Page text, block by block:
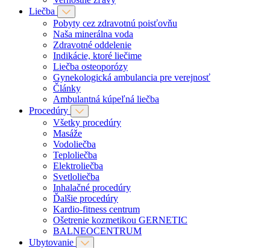
Liečba
Pobyty cez zdravotnú poisťovňu
Naša minerálna voda
Zdravotné oddelenie
Indikácie, ktoré liečime
Liečba osteoporózy
Gynekologická ambulancia pre verejnosť
Články
Ambulantná kúpeľná liečba
Procedúry
Všetky procedúry
Masáže
Vodoliečba
Teploliečba
Elektroliečba
Svetloliečba
Inhalačné procedúry
Ďalšie procedúry
Kardio-fitness centrum
Ošetrenie kozmetikou GERNETIC
BALNEOCENTRUM
Ubytovanie